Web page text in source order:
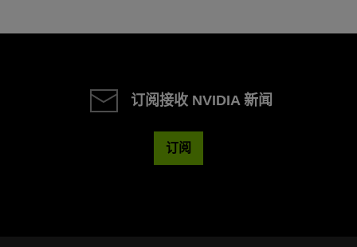
订阅接收 NVIDIA 新闻
订阅